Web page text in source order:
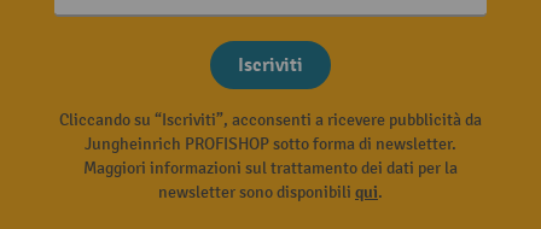
Iscriviti
Cliccando su “Iscriviti”, acconsenti a ricevere pubblicità da
Jungheinrich PROFISHOP sotto forma di newsletter.
Maggiori informazioni sul trattamento dei dati per la
newsletter sono disponibili qui.